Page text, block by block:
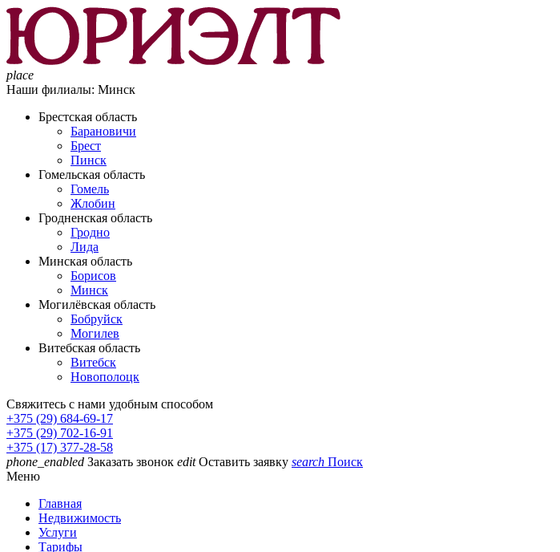
place
Наши филиалы: Минск
Брестская область
Барановичи
Брест
Пинск
Гомельская область
Гомель
Жлобин
Гродненская область
Гродно
Лида
Минская область
Борисов
Минск
Могилёвская область
Бобруйск
Могилев
Витебская область
Витебск
Новополоцк
Свяжитесь с нами удобным способом
+375 (29) 684-69-17
+375 (29) 702-16-91
+375 (17) 377-28-58
phone_enabled Заказать звонок edit Оставить заявку search Поиск
Меню
Главная
Недвижимость
Услуги
Тарифы